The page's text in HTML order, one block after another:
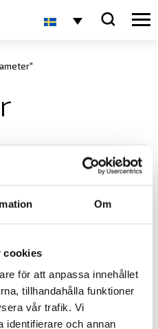
Om
cookies
för att anpassa innehållet
tillhandahålla funktioner
vår trafik. Vi
identifierare och annan
fält upp till 300 Hz i en
LÄS MER